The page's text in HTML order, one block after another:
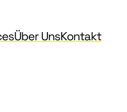
Über UnsKontakt